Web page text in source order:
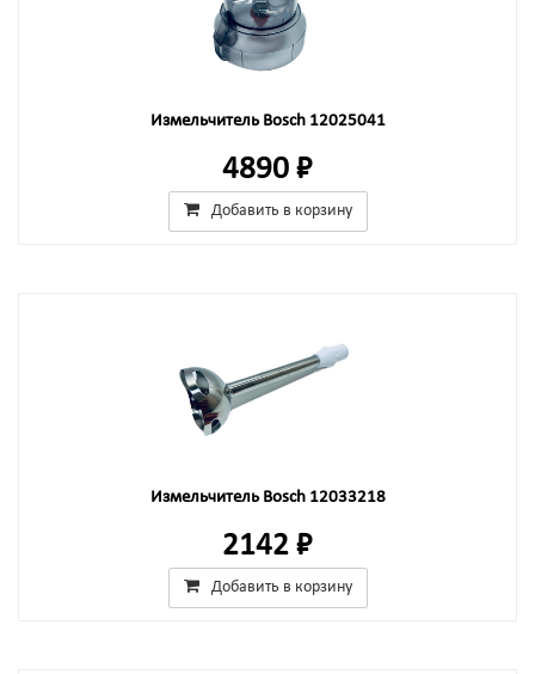
Измельчитель Bosch 12025041
4890 ₽
Добавить в корзину
Измельчитель Bosch 12033218
2142 ₽
Добавить в корзину